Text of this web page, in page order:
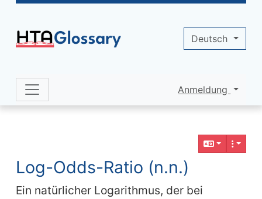
Navigation and related functionality
Log-Odds-Ratio (n.n.)
Ein natürlicher Logarithmus, der bei
Site identity, navigation, etc.
Anmeldung
Deutsch